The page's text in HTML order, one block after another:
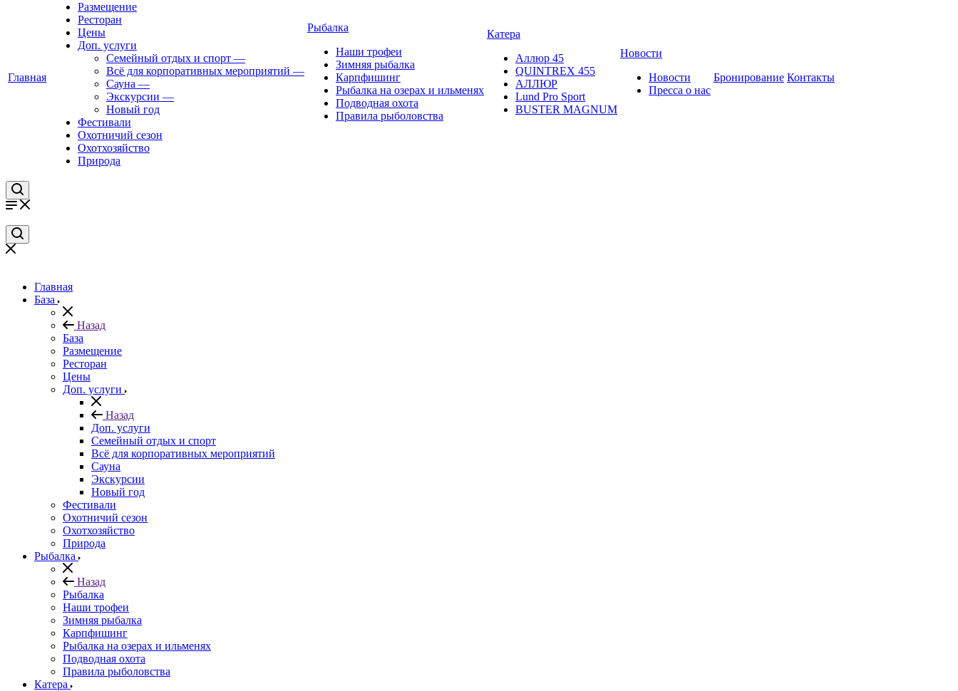
Главная
Размещение
Ресторан
Цены
Доп. услуги
Семейный отдых и спорт —
Всё для корпоративных мероприятий —
Сауна —
Экскурсии —
Новый год
Фестивали
Охотничий сезон
Охотхозяйство
Природа
Рыбалка
Наши трофеи
Зимняя рыбалка
Карпфишинг
Рыбалка на озерах и ильменях
Подводная охота
Правила рыболовства
Катера
Аллюр 45
QUINTREX 455
АЛЛЮР
Lund Рro Sport
BUSTER MAGNUM
Новости
Новости
Пресса о нас
Бронирование Контакты
Главная
База
Назад
База
Размещение
Ресторан
Цены
Доп. услуги
Назад
Доп. услуги
Семейный отдых и спорт
Всё для корпоративных мероприятий
Сауна
Экскурсии
Новый год
Фестивали
Охотничий сезон
Охотхозяйство
Природа
Рыбалка
Назад
Рыбалка
Наши трофеи
Зимняя рыбалка
Карпфишинг
Рыбалка на озерах и ильменях
Подводная охота
Правила рыболовства
Катера